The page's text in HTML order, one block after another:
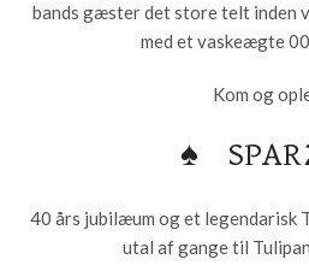
bands gæster det store telt inden
med et vaskeægte
Kom og
♠️
40 års jubilæum og et legendarisk
utal af gange til